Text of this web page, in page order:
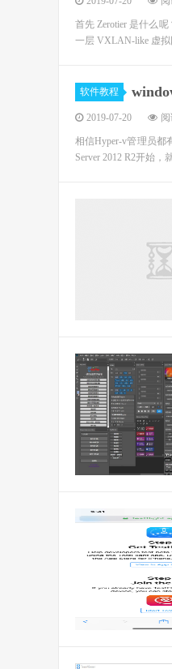
首先 Zerotier 是什么
一层 VXLAN-like 虚
软件教程
2019-07-20
相信Hyper-v管理员都
Server 2012 R2开始